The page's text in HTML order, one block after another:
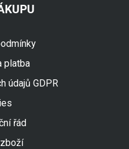
platba
údajů GDPR
řád